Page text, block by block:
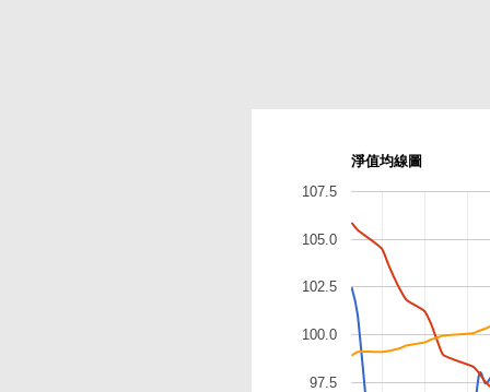
淨值均線圖
97.5
100.0
102.5
105.0
107.5